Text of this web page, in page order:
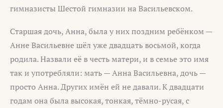
гимназисты Шестой гимназии на Васильевском.
Старшая дочь, Анна, была у них поздним ребёнком —
Анне Васильевне шёл уже двадцать восьмой, когда
родила. Назвали её в честь матери, и в семье это имя
так и употребляли: мать — Анна Васильевна, дочь —
просто Анна. Других имён ей не давали. К двадцати
годам она была высокая, тонкая, тёмно-русая, с